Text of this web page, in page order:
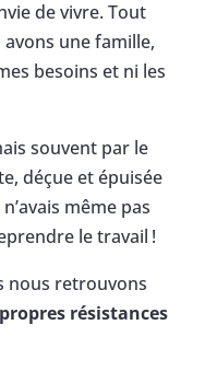
de vivre. Tout
une famille,
besoins et ni les
souvent par le
déçue et épuisée
même pas
le travail !
nous retrouvons
résistances